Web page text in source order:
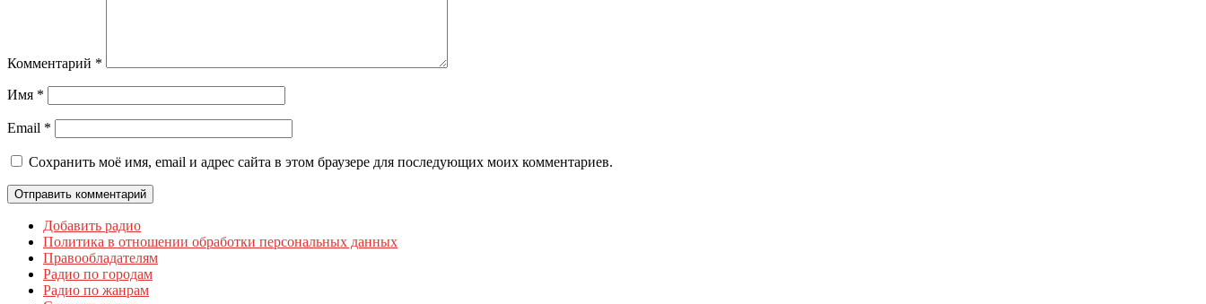
Комментарий *
Имя *
Email *
Сохранить моё имя, email и адрес сайта в этом браузере для последующих моих комментариев.
Добавить радио
Политика в отношении обработки персональных данных
Правообладателям
Радио по городам
Радио по жанрам